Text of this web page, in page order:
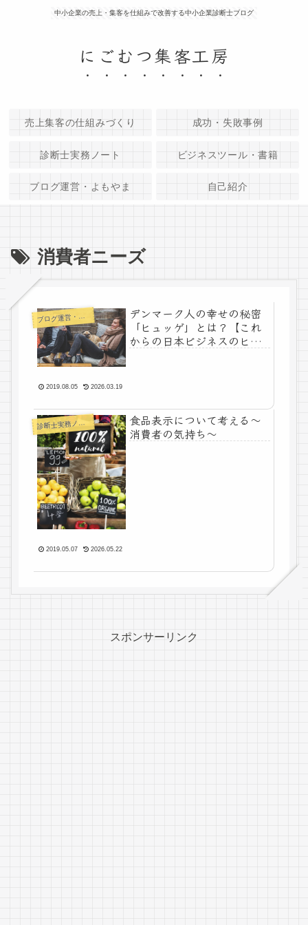
中小企業の売上・集客を仕組みで改善する中小企業診断士ブログ
にごむつ集客工房
売上集客の仕組みづくり 成功・失敗事例
診断士実務ノート ビジネスツール・書籍
ブログ運営・よもやま 自己紹介
消費者ニーズ
ブ ログ運営・よもやま
デンマーク人の幸せの秘密
「ヒュッゲ」とは？【これ
からの日本ビジネスのヒン
2019.08.05 2026.03.19
診
断士実務ノート
食品表示について考える～
消費者の気持ち～
2019.05.07 2026.05.22
スポンサーリンク